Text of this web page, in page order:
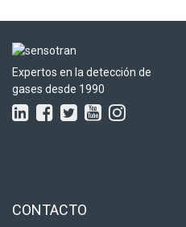
Expertos en la detección de
gases desde 1990
CONTACTO